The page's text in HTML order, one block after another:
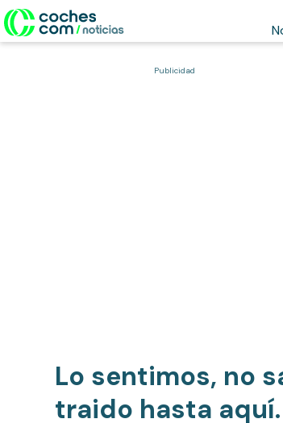
Publicidad
Lo sentimos, no
traido hasta aquí.